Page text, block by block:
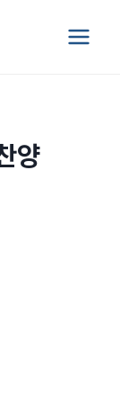
양